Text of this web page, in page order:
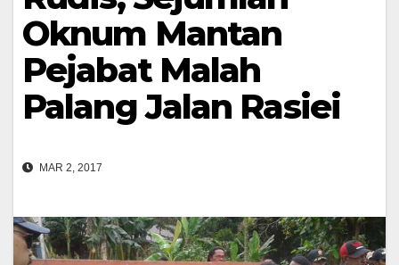
Oknum Mantan
Pejabat Malah
Palang Jalan Rasiei
MAR 2, 2017